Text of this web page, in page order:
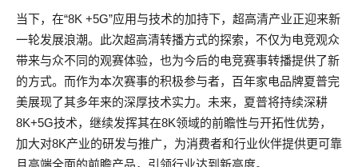
当下，在“8K +5G”应用与技术的加持下，超高清产业正迎来新
一轮发展浪潮。此次超高清转播方式的探索，不仅为电竞观众
带来与众不同的观赛体验，也为今后的电竞赛事转播提供了新
的方式。而作为本次赛事的积极参与者，百年家电品牌夏普完
美展现了其多年来的深厚技术实力。未来，夏普将持续深耕
8K+5G技术，继续发挥其在8K领域的前瞻性与开拓性优势，
加大对8K产业的研发与推广，为消费者和行业伙伴提供更可靠